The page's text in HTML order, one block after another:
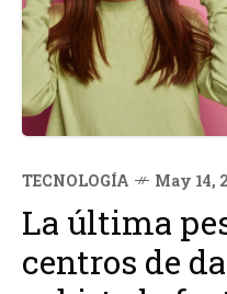
TECNOLOGÍA May 14,
La última
centros de